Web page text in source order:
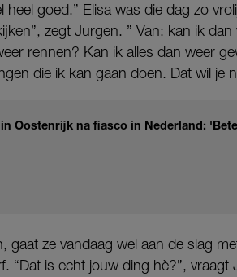
goed.” Elisa was die dag zo
zegt Jurgen. ” Van: kan ik dan
rennen? Kan ik alles dan weer
die ik kan gaan doen. Dat wil je
Oostenrijk na fiasco in Nederland:
gaat ze vandaag wel aan de slag
“Dat is echt jouw ding hè?”, vraagt